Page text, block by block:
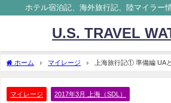
ホテル宿泊記、海外旅行記、陸マイラー
U.S. TRAVEL
ホーム マイレージ 上海旅行記① 準備編 UA
マイレージ 2017年3月 上海（SDL）